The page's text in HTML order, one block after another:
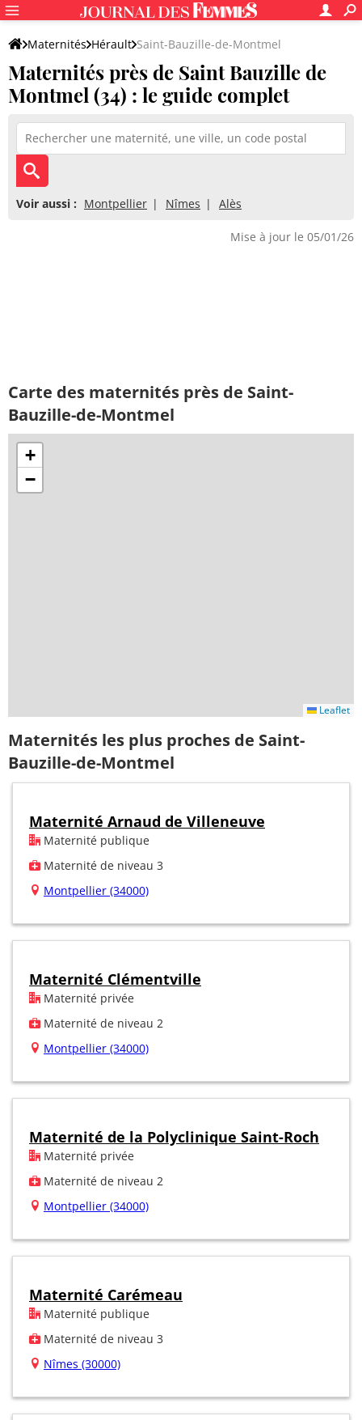
Maternités Hérault Saint-Bauzille-de-Montmel
Maternités près de Saint Bauzille de
Montmel (34) : le guide complet
Voir aussi : Montpellier Nîmes Alès
Mise à jour le 05/01/26
Carte des maternités près de Saint-
Bauzille-de-Montmel
+
−
Leaflet
Maternités les plus proches de Saint-
Bauzille-de-Montmel
Maternité Arnaud de Villeneuve
Maternité publique
Maternité de niveau 3
Montpellier (34000)
Maternité Clémentville
Maternité privée
Maternité de niveau 2
Montpellier (34000)
Maternité de la Polyclinique Saint-Roch
Maternité privée
Maternité de niveau 2
Montpellier (34000)
Maternité Carémeau
Maternité publique
Maternité de niveau 3
Nîmes (30000)